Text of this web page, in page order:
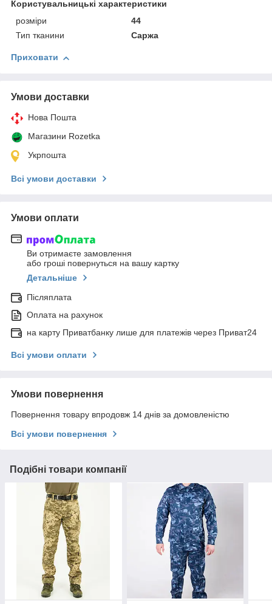
Користувальницькі характеристики
розміри
44
Тип тканини
Саржа
Приховати
Умови доставки
Нова Пошта
Магазини Rozetka
Укрпошта
Всі умови доставки
Умови оплати
Ви отримаєте замовлення
або гроші повернуться на вашу картку
Детальніше
Післяплата
Оплата на рахунок
на карту Приватбанку лише для платежів через Приват24
Всі умови оплати
Умови повернення
Повернення товару впродовж 14 днів за домовленістю
Всі умови повернення
Подібні товари компанії